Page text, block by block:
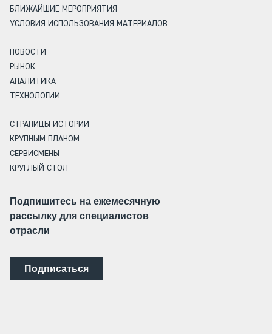
БЛИЖАЙШИЕ МЕРОПРИЯТИЯ
УСЛОВИЯ ИСПОЛЬЗОВАНИЯ МАТЕРИАЛОВ
НОВОСТИ
РЫНОК
АНАЛИТИКА
ТЕХНОЛОГИИ
СТРАНИЦЫ ИСТОРИИ
КРУПНЫМ ПЛАНОМ
СЕРВИСМЕНЫ
КРУГЛЫЙ СТОЛ
Подпишитесь на ежемесячную
рассылку для специалистов
отрасли
Подписаться